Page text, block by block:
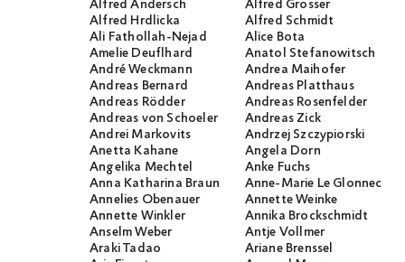
Alfred Andersch
Alfred Grosser
Alfred Hrdlicka
Alfred Schmidt
Ali Fathollah-Nejad
Alice Bota
Amelie Deuflhard
Anatol Stefanowitsch
André Weckmann
Andrea Maihofer
Andreas Bernard
Andreas Platthaus
Andreas Rödder
Andreas Rosenfelder
Andreas von Schoeler
Andreas Zick
Andrei Markovits
Andrzej Szczypiorski
Anetta Kahane
Angela Dorn
Angelika Mechtel
Anke Fuchs
Anna Katharina Braun
Anne-Marie Le Glonnec
Annelies Obenauer
Annette Weinke
Annette Winkler
Annika Brockschmidt
Anselm Weber
Antje Vollmer
Araki Tadao
Ariane Brenssel